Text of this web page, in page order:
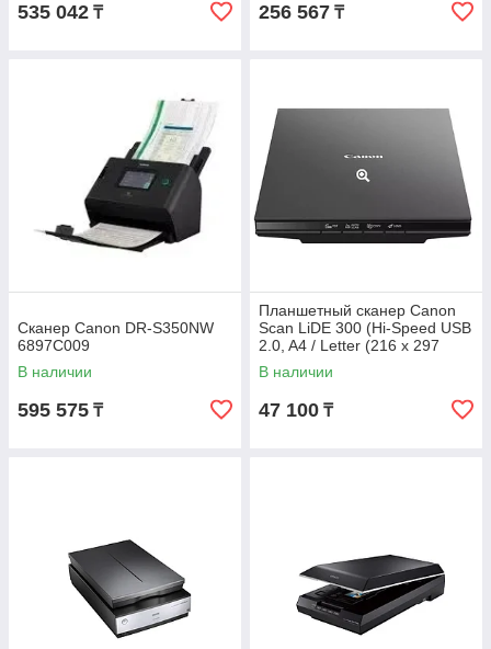
535 042 ₸ 256 567 ₸
Сканер Canon DR-S350NW
6897C009
В наличии
595 575 ₸
Планшетный сканер Canon
Scan LiDE 300 (Hi-Speed USB
2.0, A4 / Letter (216 x 297
мм), 2400 x 4800 точек на
В наличии
47 100 ₸